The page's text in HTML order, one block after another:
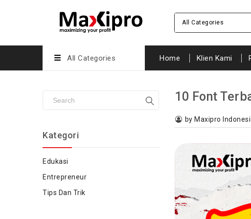
All Categories
All Categories Home Klien Kami
10 Font
by Maxipro
Kategori
Edukasi
Entrepreneur
Tips Dan Trik